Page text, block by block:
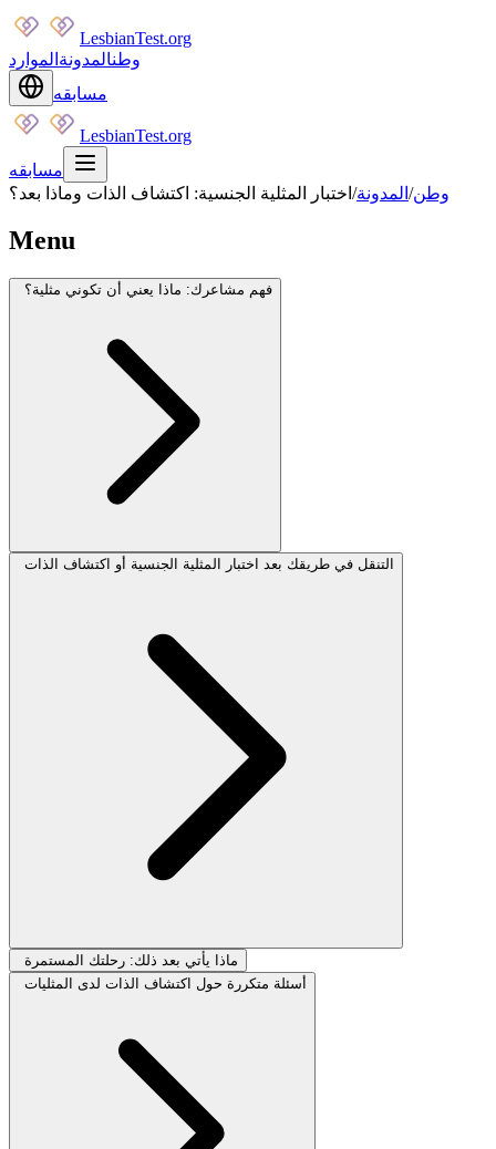
LesbianTest.org
وطنالمدونة الموارد
مسابقه
LesbianTest.org
مسابقه
وطن/ المدونة/ اختبار المثلية الجنسية: اكتشاف الذات وماذا بعد؟
Menu
فهم مشاعرك: ماذا يعني أن تكوني مثلية؟
التنقل في طريقك بعد اختبار المثلية الجنسية أو اكتشاف الذات
ماذا يأتي بعد ذلك: رحلتك المستمرة
أسئلة متكررة حول اكتشاف الذات لدى المثليات